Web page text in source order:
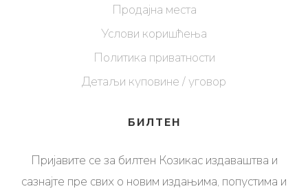
Продајна места
Услови коришћења
Политика приватности
Детаљи куповине / уговор
БИЛТЕН
Пријавите се за билтен Козикас издаваштва и
сазнајте пре свих о новим издањима, попустима и